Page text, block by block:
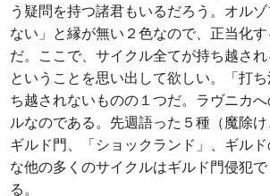
う疑問を持つ諸君もいるだろう。オル
ない」と縁が無い２色なので、正当化
だ。ここで、サイクル全てが持ち越され
ということを思い出して欲しい。「打
ち越されないものの１つだ。ラヴニカ
ルなのである。先週語った５種（魔除け
ギルド門、「ショックランド」、ギル
な他の多くのサイクルはギルド門侵犯
る。